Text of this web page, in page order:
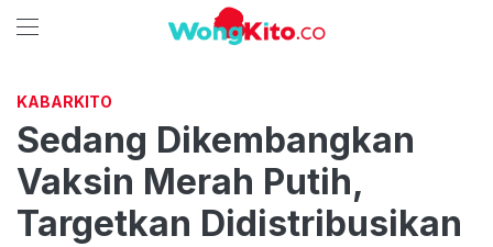
KABARKITO
Sedang Dikembangkan
Vaksin Merah Putih,
Targetkan Didistribusikan